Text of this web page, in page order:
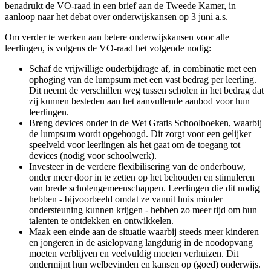
benadrukt de VO-raad in een brief aan de Tweede Kamer, in
aanloop naar het debat over onderwijskansen op 3 juni a.s.
Om verder te werken aan betere onderwijskansen voor alle
leerlingen, is volgens de VO-raad het volgende nodig:
Schaf de vrijwillige ouderbijdrage af, in combinatie met een
ophoging van de lumpsum met een vast bedrag per leerling.
Dit neemt de verschillen weg tussen scholen in het bedrag dat
zij kunnen besteden aan het aanvullende aanbod voor hun
leerlingen.
Breng devices onder in de Wet Gratis Schoolboeken, waarbij
de lumpsum wordt opgehoogd. Dit zorgt voor een gelijker
speelveld voor leerlingen als het gaat om de toegang tot
devices (nodig voor schoolwerk).
Investeer in de verdere flexibilisering van de onderbouw,
onder meer door in te zetten op het behouden en stimuleren
van brede scholengemeenschappen. Leerlingen die dit nodig
hebben - bijvoorbeeld omdat ze vanuit huis minder
ondersteuning kunnen krijgen - hebben zo meer tijd om hun
talenten te ontdekken en ontwikkelen.
Maak een einde aan de situatie waarbij steeds meer kinderen
en jongeren in de asielopvang langdurig in de noodopvang
moeten verblijven en veelvuldig moeten verhuizen. Dit
ondermijnt hun welbevinden en kansen op (goed) onderwijs.